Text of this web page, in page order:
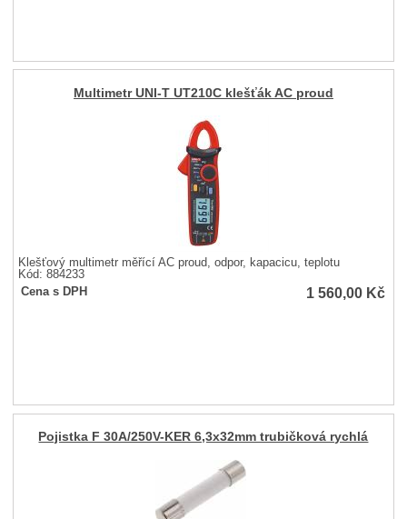
Multimetr UNI-T UT210C klešťák AC proud
Klešťový multimetr měřící AC proud, odpor, kapacicu, teplotu
Kód: 884233
Cena s DPH
1 560,00 Kč
Pojistka F 30A/250V-KER 6,3x32mm trubičková rychlá